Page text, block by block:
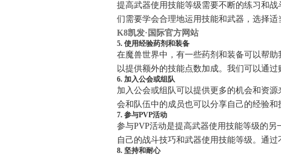
提高武器使用技能等级需要不断的练习和
们需要学会合理地运用技能和武器，选择
K8凯发·国际官方网站
5. 使用经验药剂和装备
在魔兽世界中，有一些药剂和装备可以帮
以提供额外的技能点数加成。我们可以通
6. 加入公会或组队
加入公会或组队可以提供更多的机会和资
会和队伍中的成员也可以分享自己的经验和
7. 参与PVP活动
参与PVP活动是提高武器使用技能等级的
自己的战斗技巧和武器使用技能等级。通
8. 坚持和耐心